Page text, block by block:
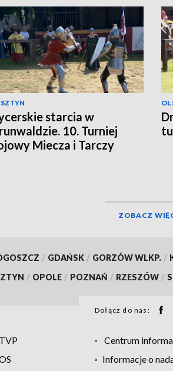
starcia w
10. Turniej
Miecza i Tarczy
ZOBACZ
/ GDAŃSK / GORZÓW WLKP. /
/ OPOLE / POZNAŃ / RZESZÓW /
Dołącz do nas:
Centrum
Informacje o